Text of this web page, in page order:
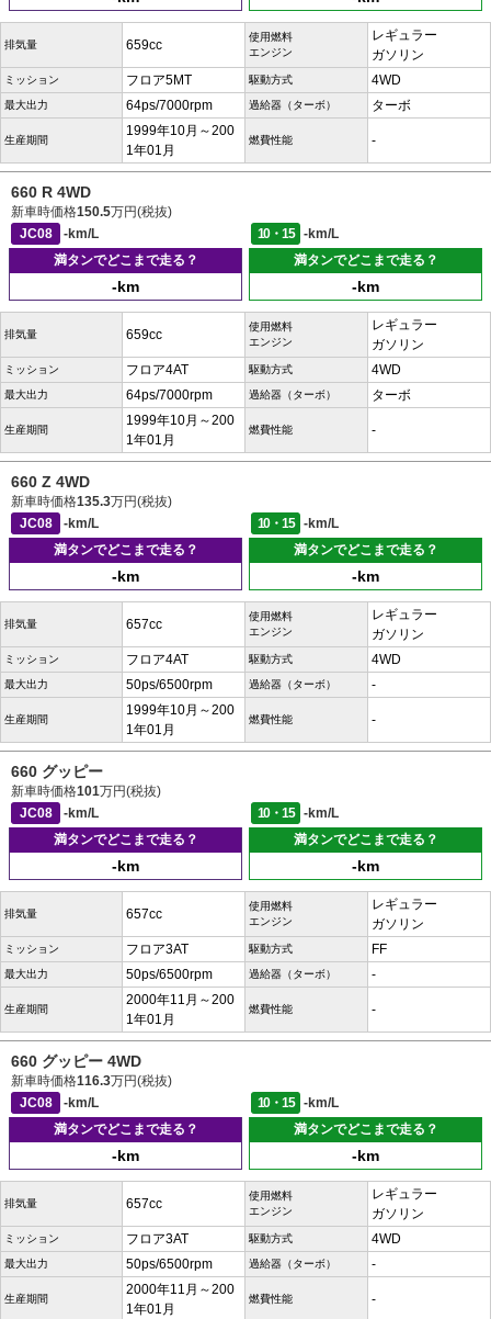
排気量 659cc
使用燃料
エンジン
レギュラー
ガソリン
ミッション フロア5MT 駆動方式 4WD
最大出力 64ps/7000rpm 過給器（ターボ） ターボ
生産期間
1999年10月～200
1年01月
燃費性能 -
660 R 4WD
新車時価格150.5万円(税抜)
JC08
-km/L 10・15
-km/L
満タンでどこまで走る？
-km
満タンでどこまで走る？
-km
排気量 659cc
使用燃料
エンジン
レギュラー
ガソリン
ミッション フロア4AT 駆動方式 4WD
最大出力 64ps/7000rpm 過給器（ターボ） ターボ
生産期間
1999年10月～200
1年01月
燃費性能 -
660 Z 4WD
新車時価格135.3万円(税抜)
JC08
-km/L 10・15
-km/L
満タンでどこまで走る？
-km
満タンでどこまで走る？
-km
排気量 657cc
使用燃料
エンジン
レギュラー
ガソリン
ミッション フロア4AT 駆動方式 4WD
最大出力 50ps/6500rpm 過給器（ターボ） -
生産期間
1999年10月～200
1年01月
燃費性能 -
660 グッピー
新車時価格101万円(税抜)
JC08
-km/L 10・15
-km/L
満タンでどこまで走る？
-km
満タンでどこまで走る？
-km
排気量 657cc
使用燃料
エンジン
レギュラー
ガソリン
ミッション フロア3AT 駆動方式 FF
最大出力 50ps/6500rpm 過給器（ターボ） -
生産期間
2000年11月～200
1年01月
燃費性能 -
660 グッピー 4WD
新車時価格116.3万円(税抜)
JC08
-km/L 10・15
-km/L
満タンでどこまで走る？
-km
満タンでどこまで走る？
-km
排気量 657cc
使用燃料
エンジン
レギュラー
ガソリン
ミッション フロア3AT 駆動方式 4WD
最大出力 50ps/6500rpm 過給器（ターボ） -
生産期間
2000年11月～200
1年01月
燃費性能 -